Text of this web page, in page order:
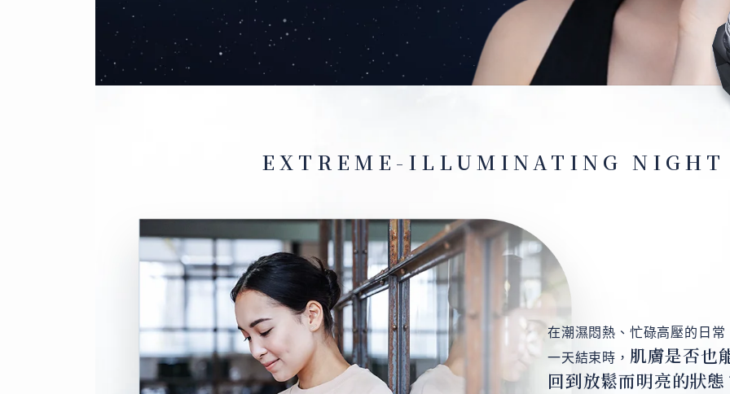
EXTREME-ILLUMINATING NIGHT
在潮濕悶熱、忙碌高壓的日常
一天結束時， 肌膚是否也
回到放鬆而明亮的狀態